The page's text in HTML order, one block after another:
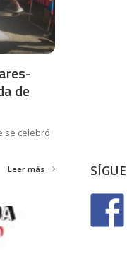
de
se celebró
Leer más